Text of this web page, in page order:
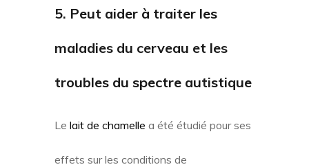
5. Peut aider à traiter les
maladies du cerveau et les
troubles du spectre autistique
Le lait de chamelle a été étudié pour ses
effets sur les conditions de